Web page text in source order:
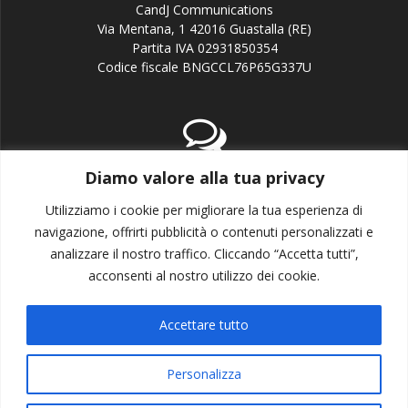
Diamo valore alla tua privacy
Utilizziamo i cookie per migliorare la tua esperienza di
navigazione, offrirti pubblicità o contenuti personalizzati e
analizzare il nostro traffico. Cliccando “Accetta tutti”,
acconsenti al nostro utilizzo dei cookie.
Personalizza
Accettare tutto
CandJ Communications
Via Mentana, 1 42016 Guastalla (RE)
Partita IVA 02931850354
Codice fiscale BNGCCL76P65G337U
email:info@candj.it
Office: +39 338 3643199
Privacy policy
Cookie policy